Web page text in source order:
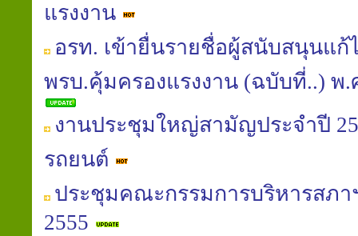
แรงงาน
อรท. เข้ายื่นรายชื่อผู้สนับสนุนแก้
พรบ.คุ้มครองแรงงาน (ฉบับที่..) พ.
งานประชุมใหญ่สามัญประจำปี
รถยนต์
ประชุมคณะกรรมการบริหารสภา
2555